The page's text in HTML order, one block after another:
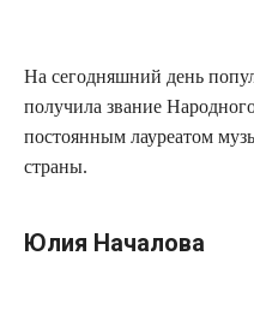
На сегодняшний день
получила звание
постоянным лауреатом
страны.
Юлия Началова